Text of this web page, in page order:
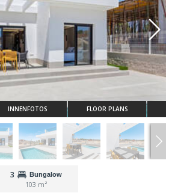
INNENFOTOS FLOOR PLANS
3 Bungalow
103 m²